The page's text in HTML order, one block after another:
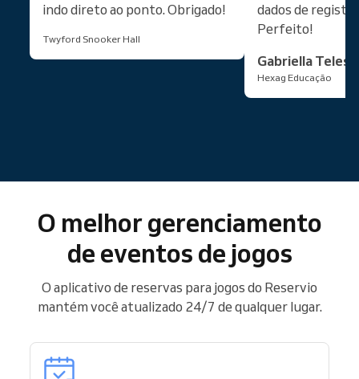
indo direto ao ponto. Obrigado!
Twyford Snooker Hall
dados de
Perfeito!
Gabriella Teles
Hexag Educação
O melhor gerenciamento
de eventos de jogos
O aplicativo de reservas para jogos do Reservio
mantém você atualizado 24/7 de qualquer lugar.